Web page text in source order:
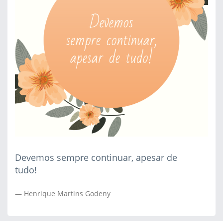
Devemos sempre continuar, apesar de
tudo!
Henrique Martins Godeny